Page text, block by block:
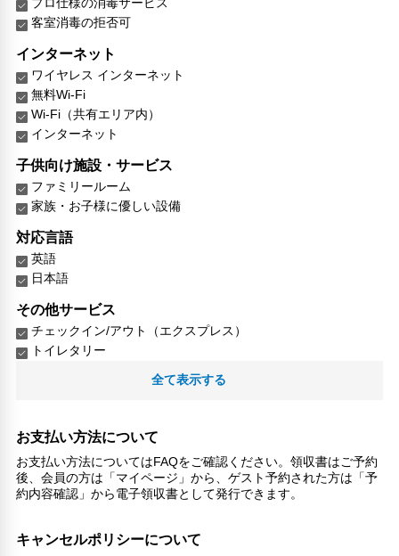
客室消毒の拒否可
インターネット
ワイヤレス インターネット
無料Wi-Fi
Wi-Fi（共有エリア内）
インターネット
子供向け施設・サービス
ファミリールーム
家族・お子様に優しい設備
対応言語
英語
日本語
その他サービス
チェックイン/アウト（エクスプレス）
トイレタリー
医師/看護師 オンコール待機
リネン・衣類の湯洗い
共用筆記用具の設置なし
キャッシュレス支払いサービス
談話エリア
全て表示する
お支払い方法について
お支払い方法についてはFAQをご確認ください。領収書はご予約
後、会員の方は「マイページ」から、ゲスト予約された方は「予
約内容確認」から電子領収書として発行できます。
キャンセルポリシーについて